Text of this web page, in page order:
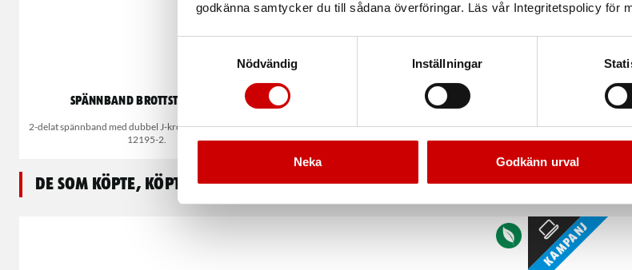
godkänna samtycker du till sådana överföringar. Läs vår Integritetspolicy för
Nödvändig
Inställningar
Neka Godkänn urval
Spännband brottstyrka 2 T
2-delat spännband med dubbel J-krok i vardera ände, EN
12195-2.
Bandstropp
Med skodda ögon
De som köpte, köpte även
Kampanj